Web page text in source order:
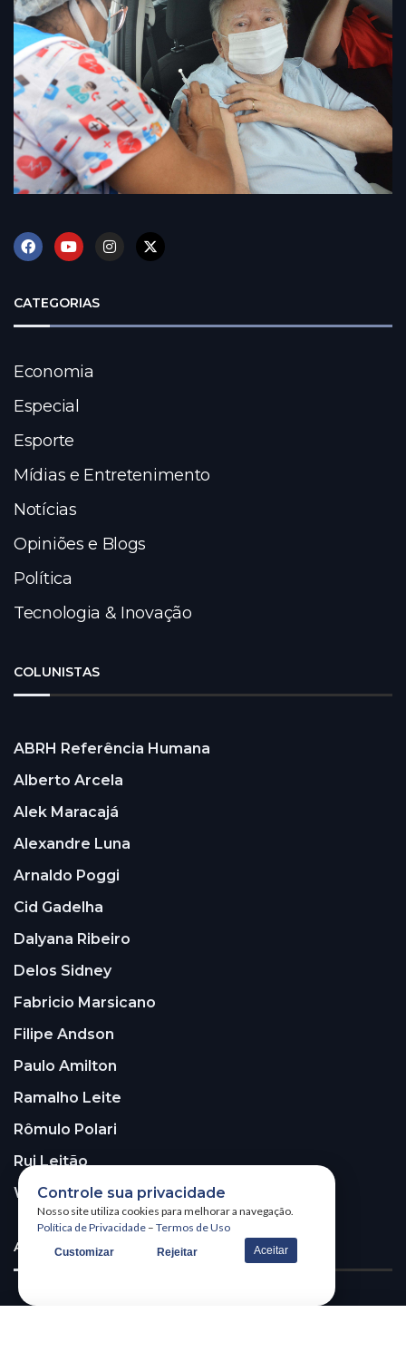
CATEGORIAS
Economia
Especial
Esporte
Mídias e Entretenimento
Notícias
Opiniões e Blogs
Política
Tecnologia & Inovação
COLUNISTAS
ABRH Referência Humana
Alberto Arcela
Alek Maracajá
Alexandre Luna
Arnaldo Poggi
Cid Gadelha
Dalyana Ribeiro
Delos Sidney
Fabricio Marsicano
Filipe Andson
Paulo Amilton
Ramalho Leite
Rômulo Polari
Rui Leitão
Walter Santos
ASSINE A NOSSA NEWSLETTER!
Controle sua privacidade
Nosso site utiliza cookies para melhorar a navegação.
Política de Privacidade – Termos de Uso
Customizar Rejeitar Aceitar